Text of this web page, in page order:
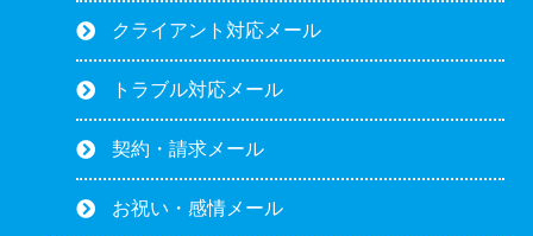
クライアント対応メール
トラブル対応メール
契約・請求メール
お祝い・感情メール